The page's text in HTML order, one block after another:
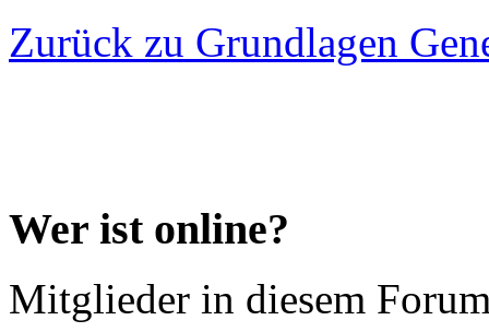
Zurück zu Grundlagen
Wer ist online?
Mitglieder in diesem